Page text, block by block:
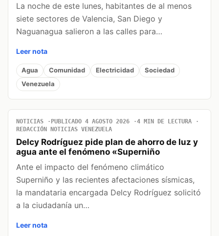
La noche de este lunes, habitantes de al menos
siete sectores de Valencia, San Diego y
Naguanagua salieron a las calles para…
Leer nota
Agua Comunidad Electricidad
Sociedad
Venezuela
NOTICIAS PUBLICADO 4 AGOSTO 2026
4 MIN DE LECTURA
REDACCIÓN NOTICIAS VENEZUELA
Delcy Rodríguez pide plan de ahorro de luz y
agua ante el fenómeno «Superniño
Ante el impacto del fenómeno climático
Superniño y las recientes afectaciones sísmicas,
la mandataria encargada Delcy Rodríguez solicitó
a la ciudadanía un…
Leer nota